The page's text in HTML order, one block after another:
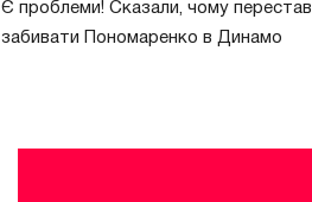
Є проблеми! Сказали, чому перестав
забивати Пономаренко в Динамо